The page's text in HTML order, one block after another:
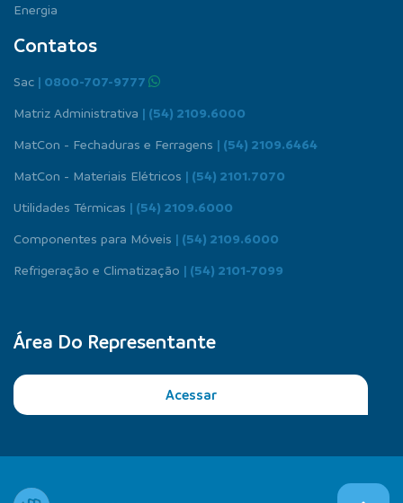
Energia
Contatos
Sac | 0800-707-9777
Matriz Administrativa | (54) 2109.6000
MatCon - Fechaduras e Ferragens | (54) 2109.6464
MatCon - Materiais Elétricos | (54) 2101.7070
Utilidades Térmicas | (54) 2109.6000
Componentes para Móveis | (54) 2109.6000
Refrigeração e Climatização | (54) 2101-7099
Área Do Representante
Acessar